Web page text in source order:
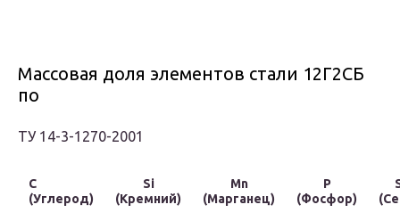
Массовая доля элементов стали 12Г2СБ
по
ТУ 14-3-1270-2001
C
(Углерод)
Si
(Кремний)
Mn
(Марганец)
P
(Фосфор)